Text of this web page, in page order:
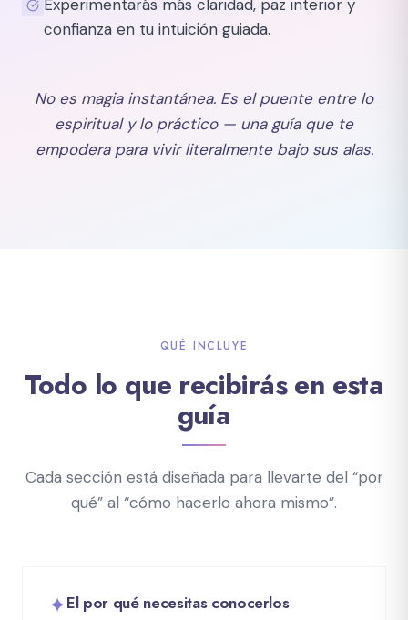
Experimentarás más claridad, paz interior y
confianza en tu intuición guiada.
No es magia instantánea. Es el puente entre lo
espiritual y lo práctico — una guía que te
empodera para vivir literalmente bajo sus alas.
QUÉ INCLUYE
Todo lo que recibirás en esta
guía
Cada sección está diseñada para llevarte del “por
qué” al “cómo hacerlo ahora mismo”.
✦El por qué necesitas conocerlos